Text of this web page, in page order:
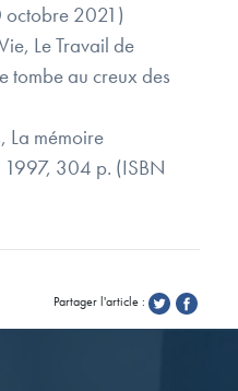
octobre 2021)
Le Travail de
tombe au creux des
La mémoire
304 p. (ISBN
Partager l'article :